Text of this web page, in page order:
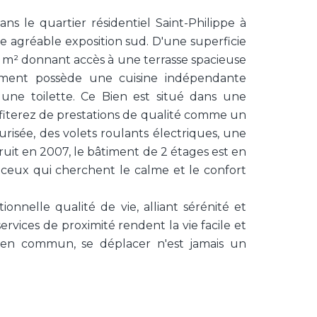
le quartier résidentiel Saint-Philippe à
exposition sud. D'une superficie
donnant accès à une terrasse spacieuse
possède une cuisine indépendante
toilette. Ce Bien est situé dans une
de prestations de qualité comme un
des volets roulants électriques, une
en 2007, le bâtiment de 2 étages est en
qui cherchent le calme et le confort
qualité de vie, alliant sérénité et
de proximité rendent la vie facile et
commun, se déplacer n'est jamais un